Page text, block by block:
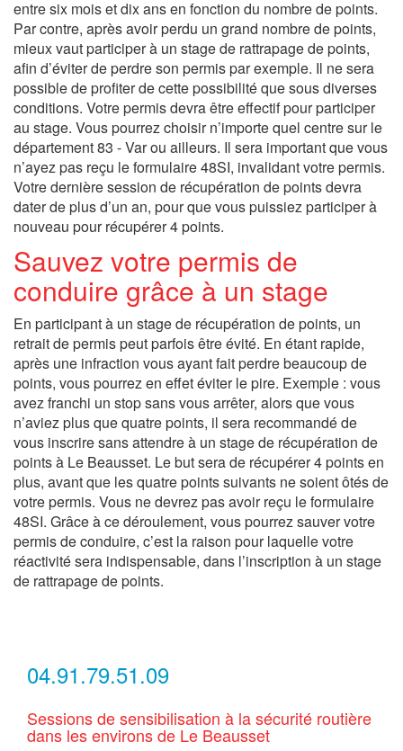
entre six mois et dix ans en fonction du nombre de points.
Par contre, après avoir perdu un grand nombre de points,
mieux vaut participer à un stage de rattrapage de points,
afin d’éviter de perdre son permis par exemple. Il ne sera
possible de profiter de cette possibilité que sous diverses
conditions. Votre permis devra être effectif pour participer
au stage. Vous pourrez choisir n’importe quel centre sur le
département 83 - Var ou ailleurs. Il sera important que vous
n’ayez pas reçu le formulaire 48SI, invalidant votre permis.
Votre dernière session de récupération de points devra
dater de plus d’un an, pour que vous puissiez participer à
nouveau pour récupérer 4 points.
Sauvez votre permis de
conduire grâce à un stage
En participant à un stage de récupération de points, un
retrait de permis peut parfois être évité. En étant rapide,
après une infraction vous ayant fait perdre beaucoup de
points, vous pourrez en effet éviter le pire. Exemple : vous
avez franchi un stop sans vous arrêter, alors que vous
n’aviez plus que quatre points, il sera recommandé de
vous inscrire sans attendre à un stage de récupération de
points à Le Beausset. Le but sera de récupérer 4 points en
plus, avant que les quatre points suivants ne soient ôtés de
votre permis. Vous ne devrez pas avoir reçu le formulaire
48SI. Grâce à ce déroulement, vous pourrez sauver votre
permis de conduire, c’est la raison pour laquelle votre
réactivité sera indispensable, dans l’inscription à un stage
de rattrapage de points.
04.91.79.51.09
Sessions de sensibilisation à la sécurité routière
dans les environs de Le Beausset